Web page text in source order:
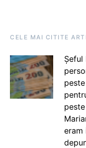
CELE MAI CITITE
Șeful
eram